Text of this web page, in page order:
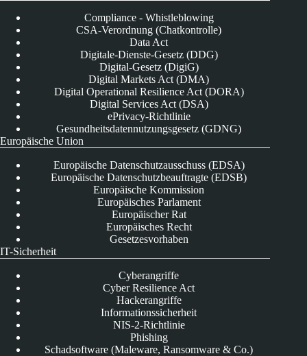
Compliance - Whistleblowing
CSA-Verordnung (Chatkontrolle)
Data Act
Digitale-Dienste-Gesetz (DDG)
Digital-Gesetz (DigiG)
Digital Markets Act (DMA)
Digital Operational Resilience Act (DORA)
Digital Services Act (DSA)
ePrivacy-Richtlinie
Gesundheitsdatennutzungsgesetz (GDNG)
Europäische Union
Europäische Datenschutzausschuss (EDSA)
Europäische Datenschutzbeauftragte (EDSB)
Europäische Kommission
Europäisches Parlament
Europäischer Rat
Europäisches Recht
Gesetzesvorhaben
IT-Sicherheit
Cyberangriffe
Cyber Resilience Act
Hackerangriffe
Informationssicherheit
NIS-2-Richtlinie
Phishing
Schadsoftware (Maleware, Ransomware & Co.)